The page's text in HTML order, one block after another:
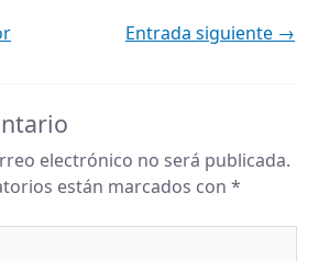
Entrada siguiente →
electrónico no será publicada.
están marcados con *